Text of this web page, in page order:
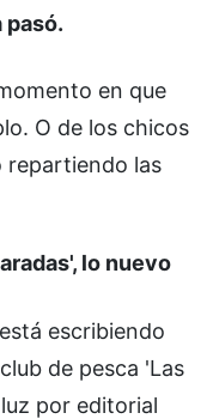
pasó.
en que
O de los chicos
repartiendo las
lo nuevo
escribiendo
de pesca 'Las
por editorial